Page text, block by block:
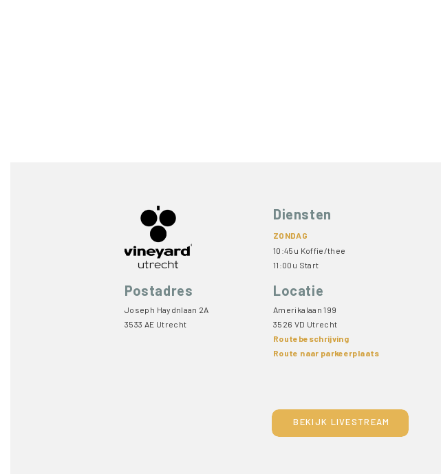
Postadres
Joseph Haydnlaan 2A
3533 AE Utrecht
Diensten
10:45u Koffie/thee
11:00u Start
ZONDAG
Locatie
Amerikalaan 199
3526 VD Utrecht
Routebeschrijving
Route naar parkeerplaats
BEKIJK LIVESTREAM